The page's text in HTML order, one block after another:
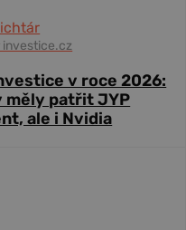
investice.cz
v roce 2026:
měly patřit JYP
ale i Nvidia